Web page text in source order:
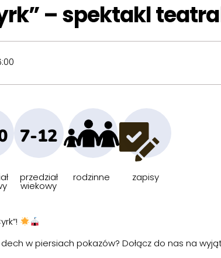
– spektakl
7-12
przedział
wiekowy
rodzinne zapisy
w piersiach pokazów? Dołącz do nas na